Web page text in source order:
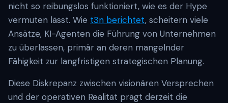
nicht so reibungslos funktioniert, wie es der Hype
vermuten lässt. Wie t3n berichtet, scheitern viele
Ansätze, KI-Agenten die Führung von Unternehmen
zu überlassen, primär an deren mangelnder
Fähigkeit zur langfristigen strategischen Planung.
Diese Diskrepanz zwischen visionären Versprechen
und der operativen Realität prägt derzeit die